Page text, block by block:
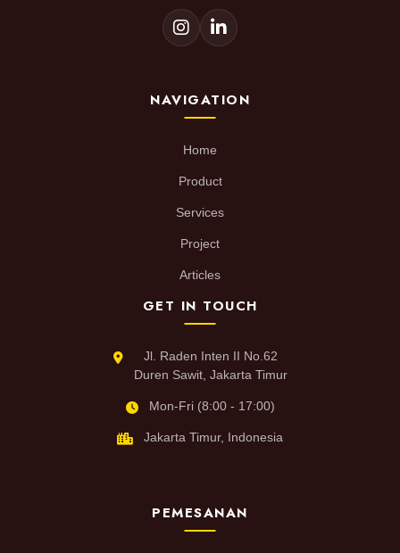
NAVIGATION
Home
Product
Services
Project
Articles
GET IN TOUCH
Jl. Raden Inten II No.62
Duren Sawit, Jakarta Timur
Mon-Fri (8:00 - 17:00)
Jakarta Timur, Indonesia
PEMESANAN